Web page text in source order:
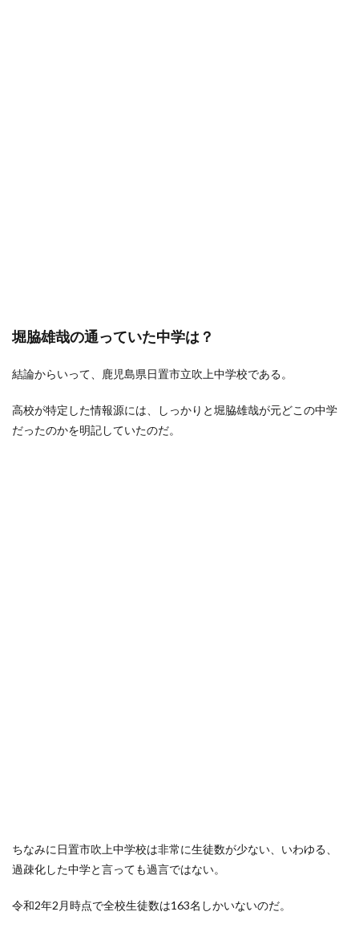
堀脇雄哉の通っていた中学は？
結論からいって、鹿児島県日置市立吹上中学校である。
高校が特定した情報源には、しっかりと堀脇雄哉が元どこの中学
だったのかを明記していたのだ。
ちなみに日置市吹上中学校は非常に生徒数が少ない、いわゆる、
過疎化した中学と言っても過言ではない。
令和2年2月時点で全校生徒数は163名しかいないのだ。